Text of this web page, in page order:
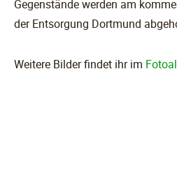
Gegenstände werden am
der Entsorgung Dortmund
Weitere Bilder findet ihr im